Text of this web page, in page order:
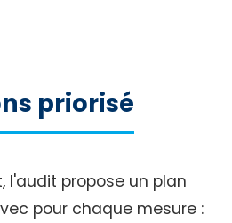
priorisé
propose un plan
pour chaque mesure :